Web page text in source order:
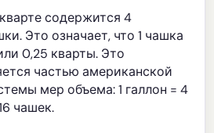
содержится 4
Это означает, что 1 чашка
0,25 кварты. Это
частью американской
мер объема: 1 галлон = 4
чашек.